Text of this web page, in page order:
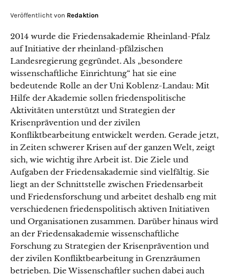
Veröffentlicht von Redaktion
2014 wurde die Friedensakademie Rheinland-Pfalz
auf Initiative der rheinland-pfälzischen
Landesregierung gegründet. Als „besondere
wissenschaftliche Einrichtung“ hat sie eine
bedeutende Rolle an der Uni Koblenz-Landau: Mit
Hilfe der Akademie sollen friedenspolitische
Aktivitäten unterstützt und Strategien der
Krisenprävention und der zivilen
Konfliktbearbeitung entwickelt werden. Gerade jetzt,
in Zeiten schwerer Krisen auf der ganzen Welt, zeigt
sich, wie wichtig ihre Arbeit ist. Die Ziele und
Aufgaben der Friedensakademie sind vielfältig. Sie
liegt an der Schnittstelle zwischen Friedensarbeit
und Friedensforschung und arbeitet deshalb eng mit
verschiedenen friedenspolitisch aktiven Initiativen
und Organisationen zusammen. Darüber hinaus wird
an der Friedensakademie wissenschaftliche
Forschung zu Strategien der Krisenprävention und
der zivilen Konfliktbearbeitung in Grenzräumen
betrieben. Die Wissenschaftler suchen dabei auch